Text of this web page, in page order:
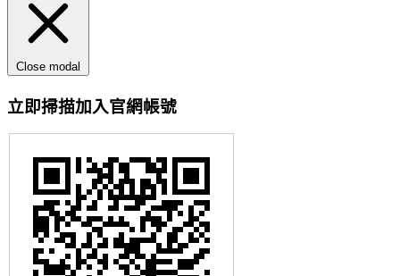
Close modal
立即掃描加入官網帳號